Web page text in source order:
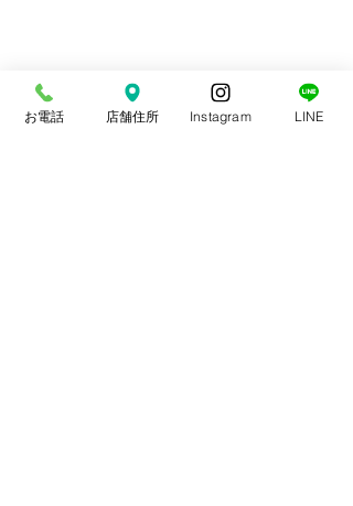
お電話 店舗住所 Instagram LINE